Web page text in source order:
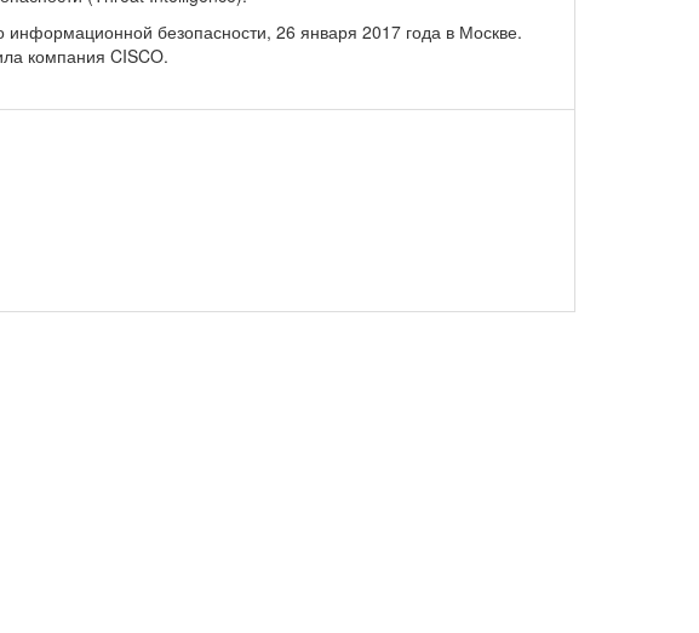
безопасности, 26 января 2017 года в Москве.
компания CISCO.